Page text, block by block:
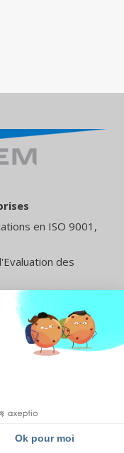
Contactez-moi
en ISO 9001,
des
RSE
QHSE